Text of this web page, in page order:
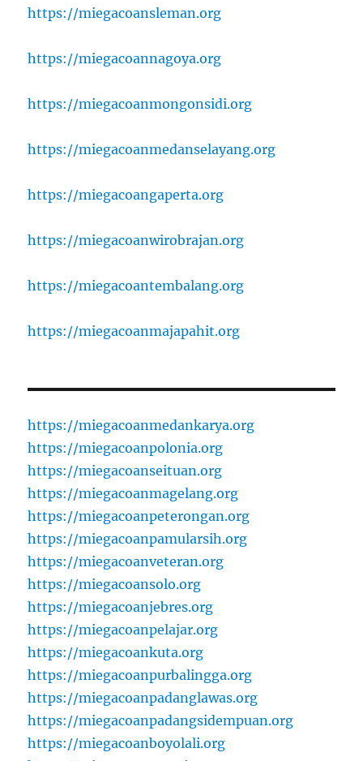
https://miegacoansleman.org
https://miegacoannagoya.org
https://miegacoanmongonsidi.org
https://miegacoanmedanselayang.org
https://miegacoangaperta.org
https://miegacoanwirobrajan.org
https://miegacoantembalang.org
https://miegacoanmajapahit.org
https://miegacoanmedankarya.org
https://miegacoanpolonia.org
https://miegacoanseituan.org
https://miegacoanmagelang.org
https://miegacoanpeterongan.org
https://miegacoanpamularsih.org
https://miegacoanveteran.org
https://miegacoansolo.org
https://miegacoanjebres.org
https://miegacoanpelajar.org
https://miegacoankuta.org
https://miegacoanpurbalingga.org
https://miegacoanpadanglawas.org
https://miegacoanpadangsidempuan.org
https://miegacoanboyolali.org